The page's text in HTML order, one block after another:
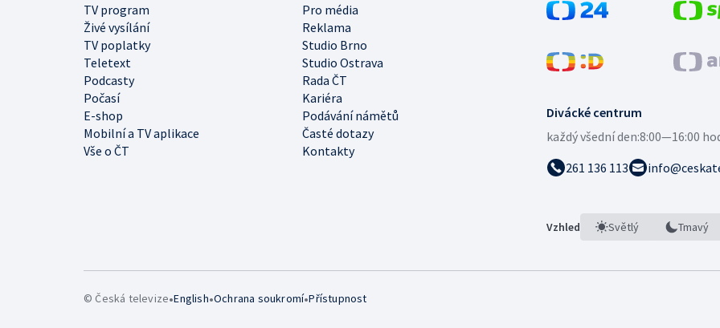
Divácké centrum
každý všední den:8:00—16:00
261 136 113
Vzhled Světlý Tmavý
TV program
Pro média
Živé vysílání
Reklama
TV poplatky
Studio Brno
Teletext
Studio Ostrava
Podcasty
Rada ČT
Počasí
Kariéra
E-shop
Podávání námětů
Mobilní a TV aplikace
Časté dotazy
Vše o ČT
Kontakty
© Česká televize•English•Ochrana soukromí•Přístupnost